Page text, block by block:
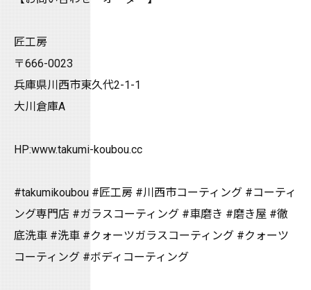
⠀
匠工房⠀
〒666-0023⠀
兵庫県川西市東久代2-1-1⠀
大川倉庫A⠀
⠀
HP:www.takumi-koubou.cc
#takumikoubou #匠工房 #川西市コーティング #コーティ
ング専門店 #ガラスコーティング #車磨き #磨き屋 #徹
底洗車 #洗車 #クォーツガラスコーティング #クォーツ
コーティング #ボディコーティング